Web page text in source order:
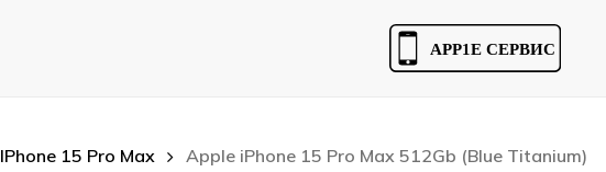
IPhone 15 Pro Max Apple iPhone 15 Pro Max 512Gb (Blue Titanium)